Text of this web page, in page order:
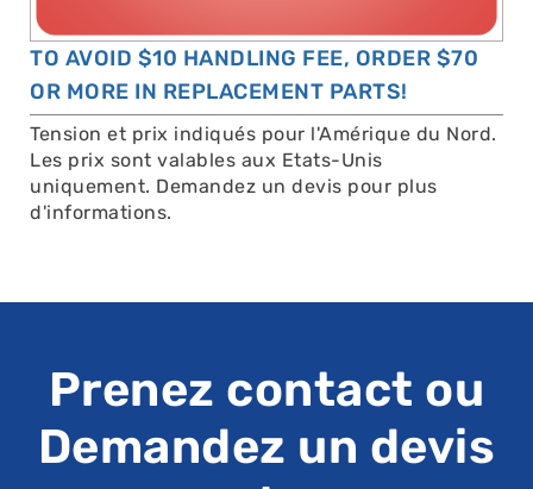
TO AVOID $10 HANDLING FEE, ORDER $70
OR MORE IN REPLACEMENT PARTS!
Tension et prix indiqués pour l'Amérique du Nord.
Les prix sont valables aux Etats-Unis
uniquement. Demandez un devis pour plus
d'informations.
Prenez contact ou
Demandez un devis